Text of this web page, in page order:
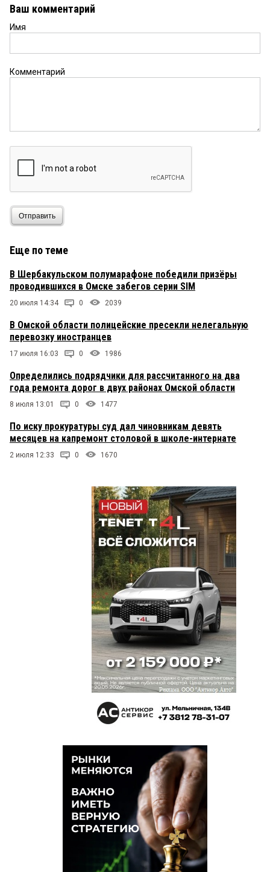
Ваш комментарий
Имя
Комментарий
Отправить
Еще по теме
В Шербакульском полумарафоне победили призёры
проводившихся в Омске забегов серии SIM
20 июля 14:34 0 2039
В Омской области полицейские пресекли нелегальную
перевозку иностранцев
17 июля 16:03 0 1986
Определились подрядчики для рассчитанного на два
года ремонта дорог в двух районах Омской области
8 июля 13:01 0 1477
По иску прокуратуры суд дал чиновникам девять
месяцев на капремонт столовой в школе-интернате
2 июля 12:33 0 1670